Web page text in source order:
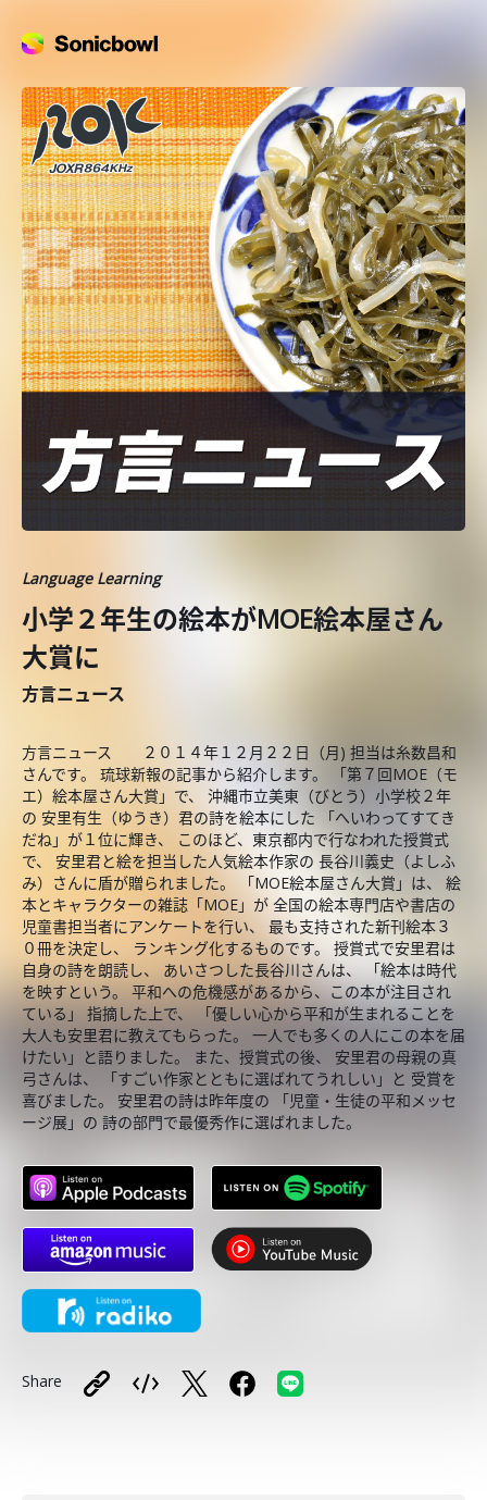
Language Learning
小学２年生の絵本がMOE絵本屋さん
大賞に
方言ニュース
方言ニュース ２０１４年１２月２２日（月) 担当は糸数昌和
さんです。 琉球新報の記事から紹介します。 「第７回MOE（モ
エ）絵本屋さん大賞」で、 沖縄市立美東（びとう）小学校２年
の 安里有生（ゆうき）君の詩を絵本にした 「へいわってすてき
だね」が１位に輝き、 このほど、東京都内で行なわれた授賞式
で、 安里君と絵を担当した人気絵本作家の 長谷川義史（よしふ
み）さんに盾が贈られました。 「MOE絵本屋さん大賞」は、 絵
本とキャラクターの雑誌「MOE」が 全国の絵本専門店や書店の
児童書担当者にアンケートを行い、 最も支持された新刊絵本３
０冊を決定し、 ランキング化するものです。 授賞式で安里君は
自身の詩を朗読し、 あいさつした長谷川さんは、 「絵本は時代
を映すという。 平和への危機感があるから、この本が注目され
ている」 指摘した上で、 「優しい心から平和が生まれることを
大人も安里君に教えてもらった。 一人でも多くの人にこの本を届
けたい」と語りました。 また、授賞式の後、 安里君の母親の真
弓さんは、 「すごい作家とともに選ばれてうれしい」と 受賞を
喜びました。 安里君の詩は昨年度の 「児童・生徒の平和メッセ
ージ展」の 詩の部門で最優秀作に選ばれました。
Share